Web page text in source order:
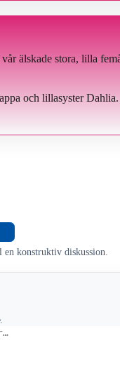
älskade stora, lilla
och lillasyster Dahlia.
konstruktiv diskussion.